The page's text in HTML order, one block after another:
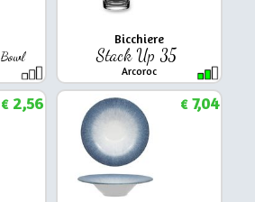
Bowl
Bicchiere
Stack Up 35
Arcoroc
€2,56 €7,04